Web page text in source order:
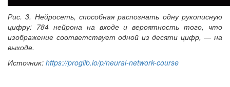
Рис. 3. Нейросеть, способная распознать одну рукописную
цифру: 784 нейрона на входе и вероятность того, что
изображение соответствует одной из десяти цифр, — на
выходе.
Источник: https://proglib.io/p/neural-network-course